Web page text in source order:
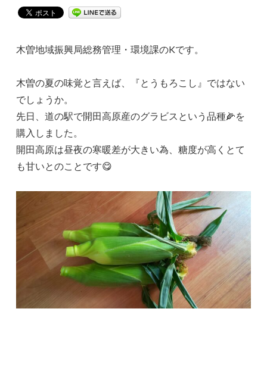
木曽地域振興局総務管理・環境課のKです。
木曽の夏の味覚と言えば、『とうもろこし』ではない
でしょうか。
先日、道の駅で開田高原産のグラビスという品種🌽を
購入しました。
開田高原は昼夜の寒暖差が大きい為、糖度が高くとて
も甘いとのことです😋